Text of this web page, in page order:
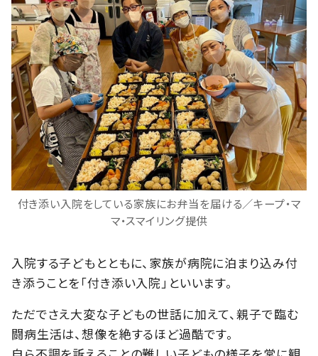
付き添い入院をしている家族にお弁当を届ける／キープ・マ
マ・スマイリング提供
入院する子どもとともに、家族が病院に泊まり込み付
き添うことを「付き添い入院」といいます。
ただでさえ大変な子どもの世話に加えて、親子で臨む
闘病生活は、想像を絶するほど過酷です。